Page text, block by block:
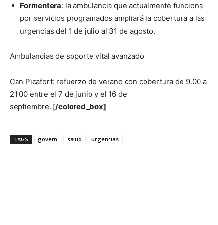
Formentera: la ambulancia que actualmente funciona
por servicios programados ampliará la cobertura a las
urgencias del 1 de julio al 31 de agosto.
Ambulancias de soporte vital avanzado:
Can Picafort: refuerzo de verano con cobertura de 9.00 a
21.00 entre el 7 de junio y el 16 de
septiembre. [/colored_box]
TAGS govern salud urgencias